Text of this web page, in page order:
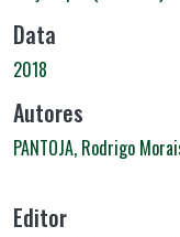
Data
2018
Autores
PANTOJA, Rodrigo
Editor